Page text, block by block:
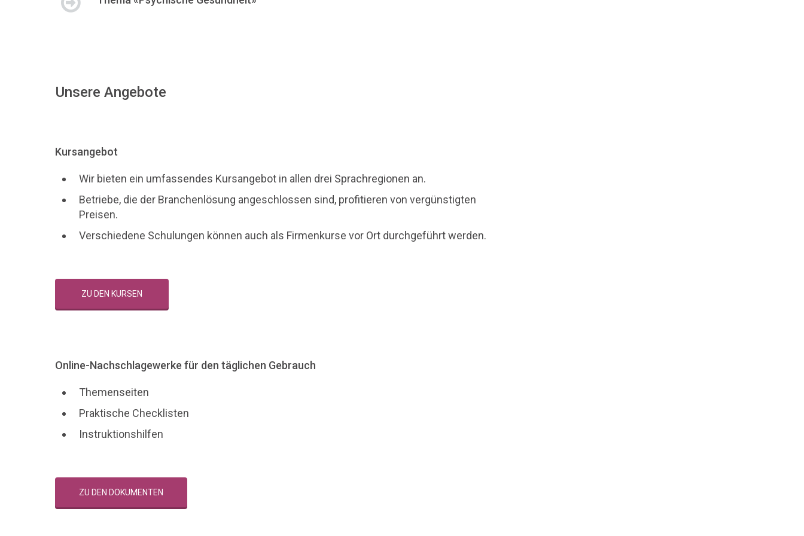
Unsere Angebote
Kursangebot
Wir bieten ein umfassendes Kursangebot in allen drei Sprachregionen an.
Betriebe, die der Branchenlösung angeschlossen sind, profitieren von vergünstigten
Preisen.
Verschiedene Schulungen können auch als Firmenkurse vor Ort durchgeführt werden.
ZU DEN KURSEN
Online-Nachschlagewerke für den täglichen Gebrauch
Themenseiten
Praktische Checklisten
Instruktionshilfen
ZU DEN DOKUMENTEN